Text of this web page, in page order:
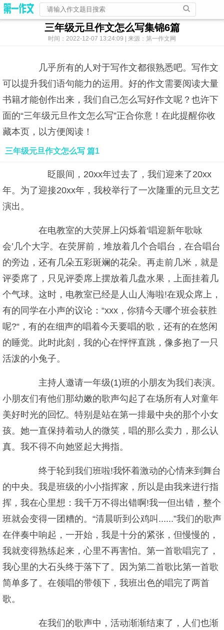
三年级元旦作文怎么写集锦6篇
时间：2022-12-07 13:24:09 | 来源：第一作文网
几乎所有的人对于写作文都很熟悉吧。写作文
可以提升我们语句能力的运用。好的作文需要阅读大量
书籍才能创作出来，我们自己怎么写好作文呢？也许下
面的“三年级元旦作文怎么写”正合你意！在此提醒你收
藏本页，以方便阅读！
三年级元旦作文怎么写 篇1
眨眼间，20xx年过去了，我们迎来了20xx
年。为了迎接20xx年，我校举行了一次隆重的元旦文艺
演出。
在电教室的大荧屏上闪烁着‘唱迎新年歌咏
会’几个大字。在荧屏前，堆放着几个合唱台，在合唱台
的旁边，还有几朵五彩斑斓的花朵。再走前几米，就是
评委席了，只见评委席上摆放着几盘水果，上面挂着几
个气球。这时，电教室已经是人山人海啦!在观众席上，
有的同学在小声的议论：“xxx，你猜今天哪个班会获胜
呢?“，有的在细声的唱着今天要唱的歌，还有的在悠闲
的睡觉。此时此刻，我的心在怦怦直跳，像多抱了一只
活泼的小兔子。
主持人邀请一年级(1)班的小朋友为我们表演。
小朋友们有他们那幼嫩的歌声勾起了在场所有人对童年
美好时光的回忆。特别是站在第一排最中央的那个小女
孩。她一直保持着动人的微笑，唱的那么卖力，那么认
真。我不得不向她竖起大拇指。
终于轮到我们班啦!我怀着激动的心情来到舞台
的中央。我是班级的小小指挥家，所以是由我来进行指
挥，我在心里想：我千万不得出错啊!我一但出错，整个
班就会变得一团糟的。“清晨听到公鸡叫......”我们的歌声
在伴奏中响起，一开始，我是十分的紧张，但慢慢的，
我就变得熟练起来，心里不再害怕。第一首歌唱完了，
我心里的大石头终于落下了。因为第二首歌比第一首歌
简单多了。在领唱的带领下，我班出色的唱完了两首
歌。
在我们的歌声中，活动渐渐结束了，人们也渐